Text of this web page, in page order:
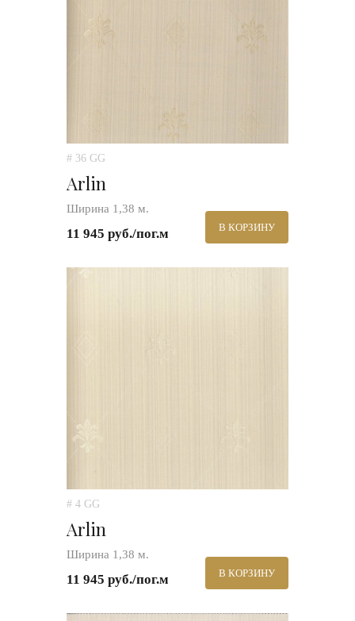
# 36 GG
Arlin
Ширина 1,38 м.
11 945 руб./пог.м В КОРЗИНУ
# 4 GG
Arlin
Ширина 1,38 м.
11 945 руб./пог.м В КОРЗИНУ